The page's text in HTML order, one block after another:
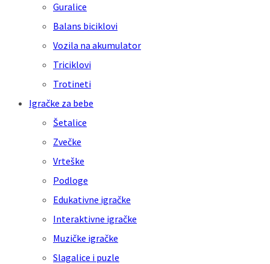
Guralice
Balans biciklovi
Vozila na akumulator
Triciklovi
Trotineti
Igračke za bebe
Šetalice
Zvečke
Vrteške
Podloge
Edukativne igračke
Interaktivne igračke
Muzičke igračke
Slagalice i puzle